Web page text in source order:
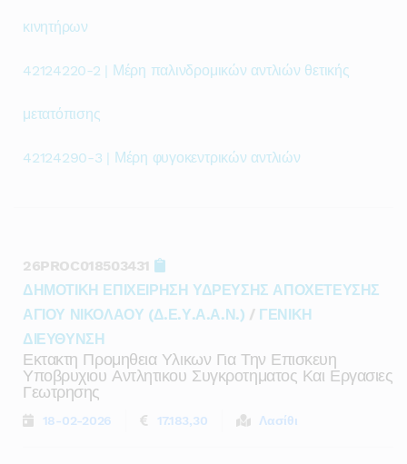
κινητήρων
42124220-2 | Μέρη παλινδρομικών αντλιών θετικής
μετατόπισης
42124290-3 | Μέρη φυγοκεντρικών αντλιών
26PROC018503431
ΔΗΜΟΤΙΚΗ ΕΠΙΧΕΙΡΗΣΗ ΥΔΡΕΥΣΗΣ ΑΠΟΧΕΤΕΥΣΗΣ
ΑΓΙΟΥ ΝΙΚΟΛΑΟΥ (Δ.Ε.Υ.Α.Α.Ν.) / ΓΕΝΙΚΗ
ΔΙΕΥΘΥΝΣΗ
Εκτακτη Προμηθεια Υλικων Για Την Επισκευη
Υποβρυχιου Αντλητικου Συγκροτηματος Και Εργασιες
Γεωτρησης
18-02-2026 17.183,30 Λασίθι